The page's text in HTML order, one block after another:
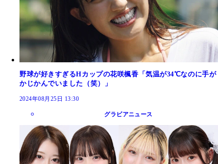
野球が好きすぎるHカップの花咲楓香「気温が34℃なのに手が
かじかんでいました（笑）」
2024年08月25日 13:30
グラビアニュース